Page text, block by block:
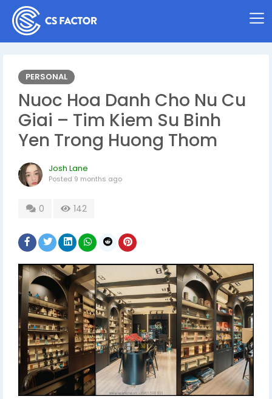
PERSONAL
Nuoc Hoa Danh Cho Nu Cu
Giai – Tim Kiem Su Binh
Yen Trong Huong Thom
Josh Lane
Posted 9 months ago
0 142